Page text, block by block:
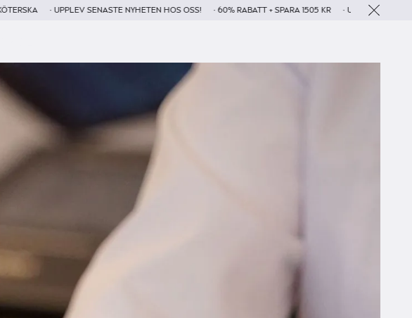
• UPPLEV SENASTE NYHETEN HOS OSS! • 60% RABATT + SPARA 1505 KR • UTFÖRS AV LEGITIMERAD
Close